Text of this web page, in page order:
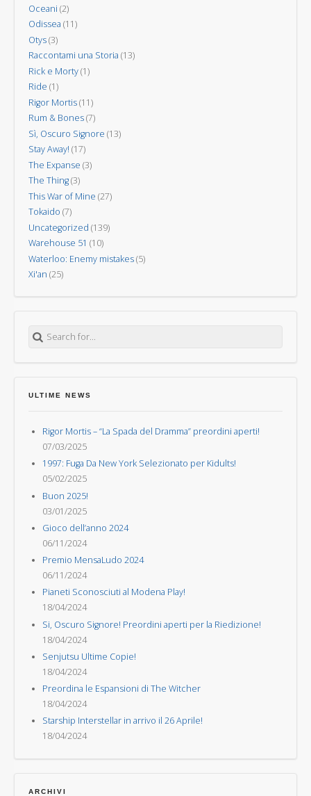
Oceani (2)
Odissea (11)
Otys(3)
Raccontami una Storia (13)
Rick e Morty(1)
Ride (1)
Rigor Mortis(11)
Rum & Bones(7)
Sì, Oscuro Signore (13)
Stay Away! (17)
The Expanse (3)
The Thing(3)
This War of Mine (27)
Tokaido (7)
Uncategorized (139)
Warehouse 51 (10)
Waterloo: Enemy mistakes(5)
Xi'an (25)
ULTIME NEWS
Rigor Mortis – “La Spada del Dramma” preordini aperti!
07/03/2025
1997: Fuga Da New York Selezionato per Kidults!
05/02/2025
Buon 2025!
03/01/2025
Gioco dell’anno 2024
06/11/2024
Premio MensaLudo 2024
06/11/2024
Pianeti Sconosciuti al Modena Play!
18/04/2024
Si, Oscuro Signore! Preordini aperti per la Riedizione!
18/04/2024
Senjutsu Ultime Copie!
18/04/2024
Preordina le Espansioni di The Witcher
18/04/2024
Starship Interstellar in arrivo il 26 Aprile!
18/04/2024
ARCHIVI